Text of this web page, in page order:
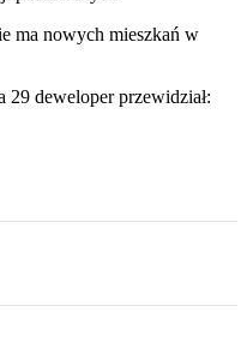
ma nowych mieszkań w
29 deweloper przewidział: